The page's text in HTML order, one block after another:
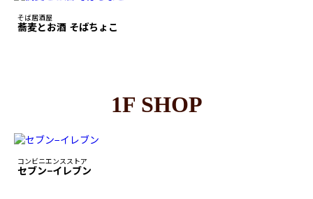
そば居酒屋
蕎麦とお酒 そばちょこ
1F SHOP
コンビニエンスストア
セブン−イレブン